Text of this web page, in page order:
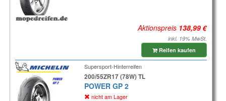
Aktionspreis
inkl. 19% MwSt.
Reifen kaufen
Supersport-Hinterreifen
200/55ZR17 (78W) TL
POWER GP 2
nicht am Lager